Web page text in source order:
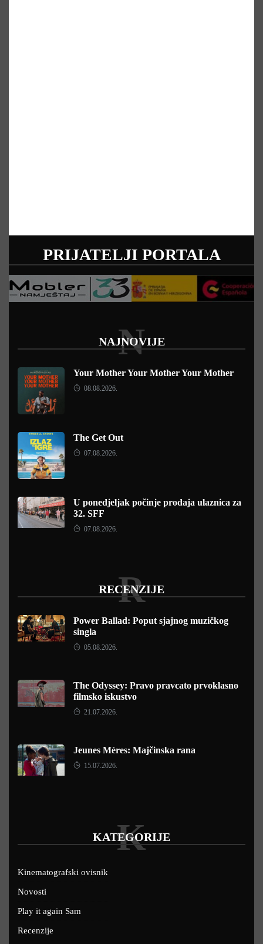
PRIJATELJI PORTALA
NAJNOVIJE
N
Your Mother Your Mother Your Mother
08.08.2026.
The Get Out
07.08.2026.
U ponedjeljak počinje prodaja ulaznica za
32. SFF
07.08.2026.
RECENZIJE
R
Power Ballad: Poput sjajnog muzičkog
singla
05.08.2026.
The Odyssey: Pravo pravcato prvoklasno
filmsko iskustvo
21.07.2026.
Jeunes Mères: Majčinska rana
15.07.2026.
KATEGORIJE
K
Kinematografski ovisnik
Novosti
Play it again Sam
Recenzije